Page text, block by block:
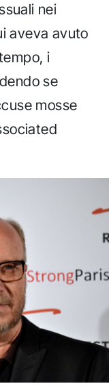
nei
aveva avuto
i
se
mosse